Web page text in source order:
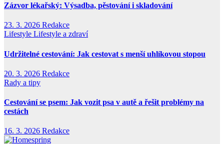
Zázvor lékařský: Výsadba, pěstování i skladování
23. 3. 2026 Redakce
Lifestyle Lifestyle a zdraví
Udržitelné cestování: Jak cestovat s menší uhlíkovou stopou
20. 3. 2026 Redakce
Rady a tipy
Cestování se psem: Jak vozit psa v autě a řešit problémy na
cestách
16. 3. 2026 Redakce